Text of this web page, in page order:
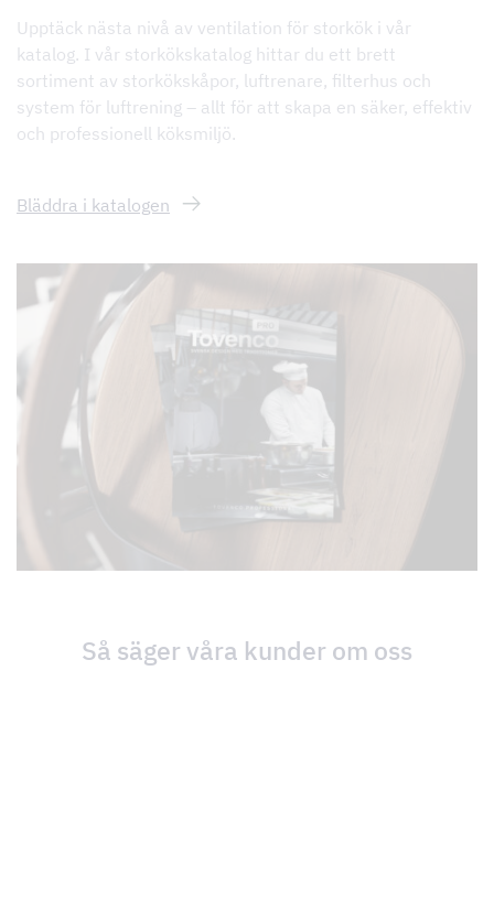
Upptäck nästa nivå av ventilation för storkök i vår
katalog. I vår storkökskatalog hittar du ett brett
sortiment av storkökskåpor, luftrenare, filterhus och
system för luftrening – allt för att skapa en säker, effektiv
och professionell köksmiljö.
Bläddra i katalogen
Så säger våra kunder om oss